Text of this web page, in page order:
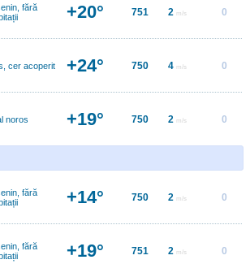
fără
+20° 751 2 m/s 0
cer acoperit +24° 750 4 m/s 0
noros +19° 750 2 m/s 0
fără
+14° 750 2 m/s 0
fără
+19° 751 2 m/s 0